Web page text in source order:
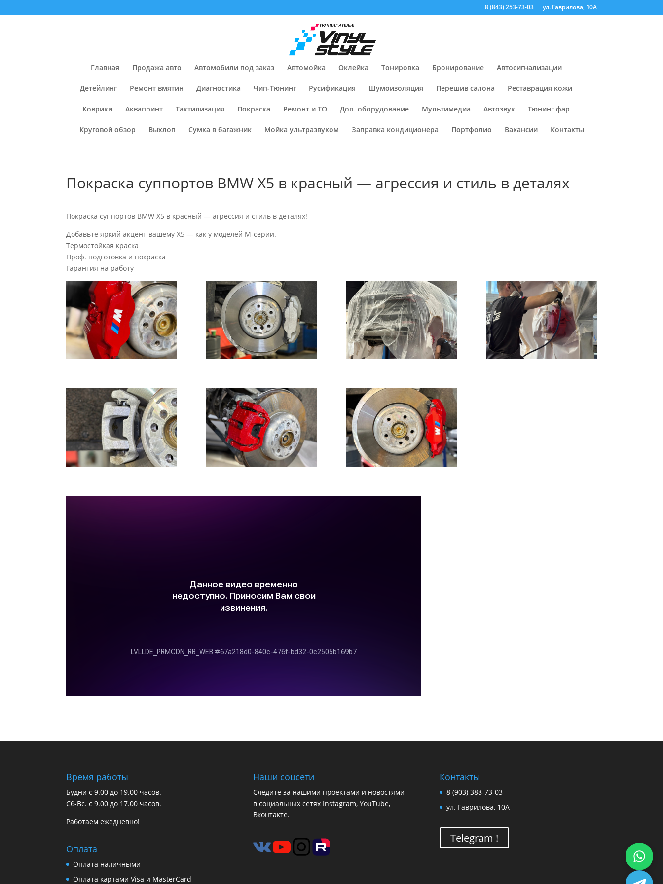
8 (843) 253-73-03 ул. Гаврилова, 10А
Главная Продажа авто Автомобили под заказ Автомойка Оклейка Тонировка Бронирование Автосигнализации
Детейлинг Ремонт вмятин Диагностика Чип-Тюнинг Русификация Шумоизоляция Перешив салона Реставрация кожи
Коврики Аквапринт Тактилизация Покраска Ремонт и ТО Доп. оборудование Мультимедиа Автозвук Тюнинг фар
Круговой обзор Выхлоп Сумка в багажник Мойка ультразвуком Заправка кондиционера Портфолио Вакансии Контакты
Покраска суппортов BMW X5 в красный — агрессия и стиль в деталях
Покраска суппортов BMW X5 в красный — агрессия и стиль в деталях!
Добавьте яркий акцент вашему X5 — как у моделей M-серии.
Термостойкая краска
Проф. подготовка и покраска
Гарантия на работу
Время работы
Будни с 9.00 до 19.00 часов.
Сб-Вс. с 9.00 до 17.00 часов.
Работаем ежедневно!
Оплата
Оплата наличными
Оплата картами Visa и MasterCard
Наши соцсети
Следите за нашими проектами и новостями
в социальных сетях Instagram, YouTube,
Вконтакте.
Контакты
8 (903) 388-73-03
ул. Гаврилова, 10А
Telegram !